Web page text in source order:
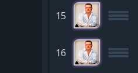
15
16